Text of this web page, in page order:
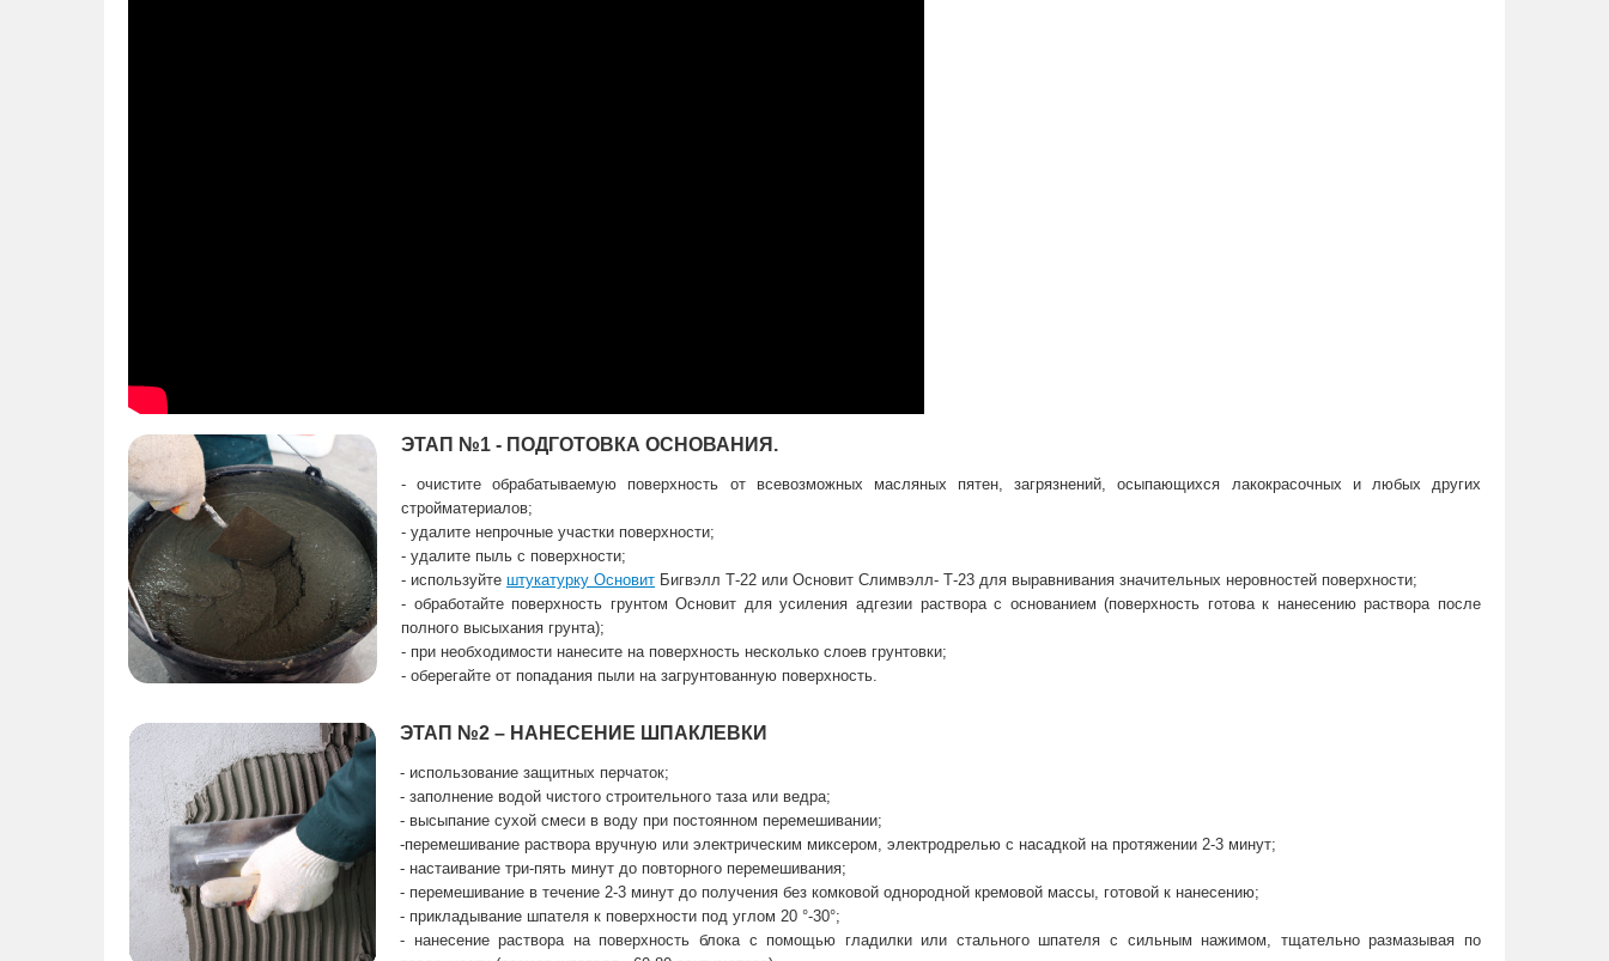
ЭТАП №1 - ПОДГОТОВКА ОСНОВАНИЯ.
- очистите обрабатываемую поверхность от всевозможных масляных пятен, загрязнений, осыпающихся лакокрасочных и любых других
стройматериалов;
- удалите непрочные участки поверхности;
- удалите пыль с поверхности;
- используйте штукатурку Основит Бигвэлл Т-22 или Основит Слимвэлл- Т-23 для выравнивания значительных неровностей поверхности;
- обработайте поверхность грунтом Основит для усиления адгезии раствора с основанием (поверхность готова к нанесению раствора после
полного высыхания грунта);
- при необходимости нанесите на поверхность несколько слоев грунтовки;
- оберегайте от попадания пыли на загрунтованную поверхность.
ЭТАП №2 – НАНЕСЕНИЕ ШПАКЛЕВКИ
- использование защитных перчаток;
- заполнение водой чистого строительного таза или ведра;
- высыпание сухой смеси в воду при постоянном перемешивании;
-перемешивание раствора вручную или электрическим миксером, электродрелью с насадкой на протяжении 2-3 минут;
- настаивание три-пять минут до повторного перемешивания;
- перемешивание в течение 2-3 минут до получения без комковой однородной кремовой массы, готовой к нанесению;
- прикладывание шпателя к поверхности под углом 20 °-30°;
- нанесение раствора на поверхность блока с помощью гладилки или стального шпателя с сильным нажимом, тщательно размазывая по